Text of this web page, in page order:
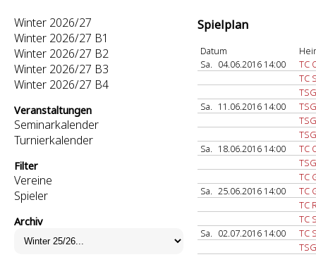
Winter 2026/27
Winter 2026/27 B1
Winter 2026/27 B2
Winter 2026/27 B3
Winter 2026/27 B4
Veranstaltungen
Seminarkalender
Turnierkalender
Filter
Vereine
Spieler
Archiv
Spielplan
Datum
Sa. 04.06.2016 14:00
TC
TC
Sa. 11.06.2016 14:00
Sa. 18.06.2016 14:00
TC
TC
Sa. 25.06.2016 14:00
TC
TC
TC
Sa. 02.07.2016 14:00
TC